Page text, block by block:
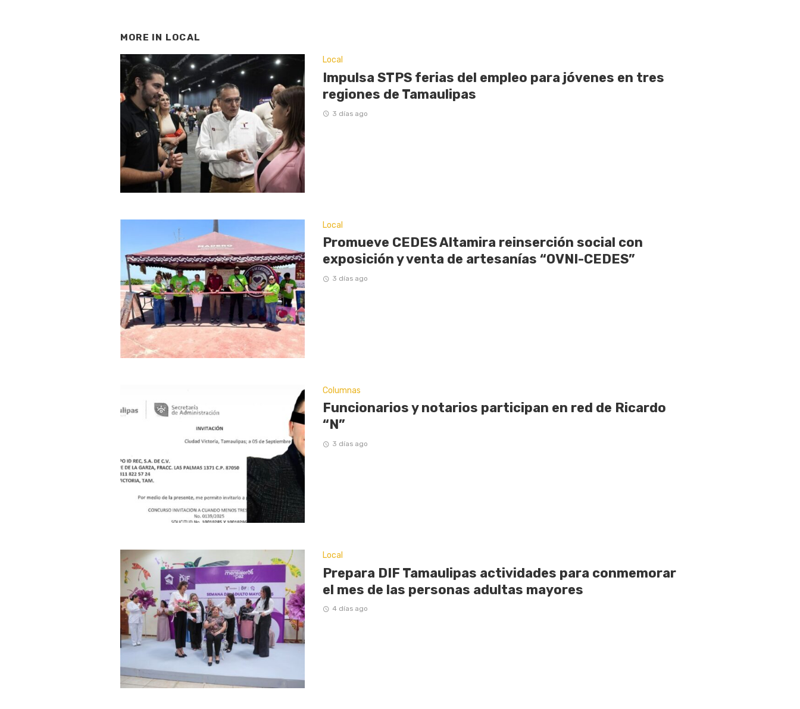
MORE IN LOCAL
Local
Impulsa STPS ferias del empleo para jóvenes en tres
regiones de Tamaulipas
3 días ago
Local
Promueve CEDES Altamira reinserción social con
exposición y venta de artesanías “OVNI-CEDES”
3 días ago
Columnas
Funcionarios y notarios participan en red de Ricardo
“N”
3 días ago
Local
Prepara DIF Tamaulipas actividades para conmemorar
el mes de las personas adultas mayores
4 días ago